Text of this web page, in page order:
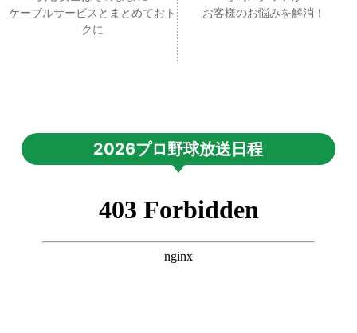
ケーブルサービスとまとめておト
クに
お客様のお悩みを解消！
2026プロ野球放送日程